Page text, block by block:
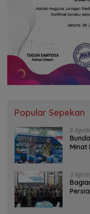
Popular Sepekan
8
Minat
3